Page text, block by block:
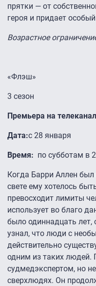
прятки — от
героя и придает
Возрастное
«Флэш»
3 сезон
Премьера на
Дата:с 28 января
Время: по субботам в
Когда Барри Аллен
свете ему хотелось
превосходит лимиты
использует во благо
было одиннадцать лет,
узнал, что люди с
действительно
одним из таких людей.
судмедэкспертом, но
сверхлюдях. Он